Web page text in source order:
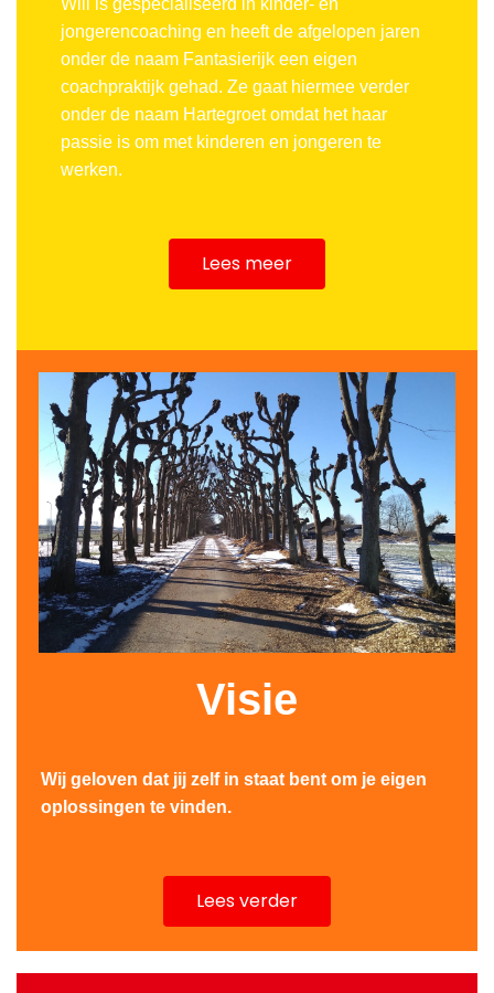
jongerencoaching en heeft de afgelopen jaren
onder de naam Fantasierijk een eigen
coachpraktijk gehad. Ze gaat hiermee verder
onder de naam Hartegroet omdat het haar
passie is om met kinderen en jongeren te
werken.
Lees meer
Visie
Wij geloven dat jij zelf in staat bent om je eigen
oplossingen te vinden.
Lees verder